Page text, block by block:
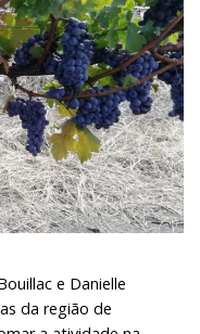
e Danielle
da região de